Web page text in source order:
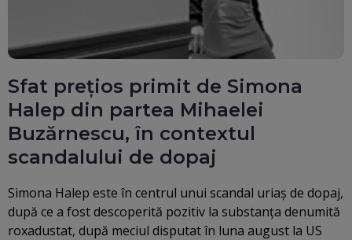
Sfat prețios primit de Simona
Halep din partea Mihaelei
Buzărnescu, în contextul
scandalului de dopaj
Simona Halep este în centrul unui scandal uriaș de dopaj,
după ce a fost descoperită pozitiv la substanța denumită
roxadustat, după meciul disputat în luna august la US